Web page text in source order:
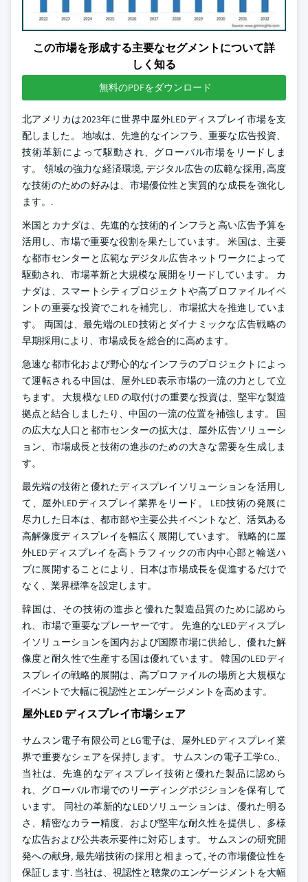
この市場を形成する主要なセグメントについて詳
しく知る
無料のPDFをダウンロード
北アメリカは2023年に世界中屋外LEDディスプレイ市場を支
配しました。 地域は、先進的なインフラ、重要な広告投資、
技術革新によって駆動され、グローバル市場をリードしま
す。 領域の強力な経済環境, デジタル広告の広範な採用, 高度
な技術のための好みは、市場優位性と実質的な成長を強化し
ます。.
米国とカナダは、先進的な技術的インフラと高い広告予算を
活用し、市場で重要な役割を果たしています。 米国は、主要
な都市センターと広範なデジタル広告ネットワークによって
駆動され、市場革新と大規模な展開をリードしています。 カ
ナダは、スマートシティプロジェクトや高プロファイルイベ
ントの重要な投資でこれを補完し、市場拡大を推進していま
す。 両国は、最先端のLED技術とダイナミックな広告戦略の
早期採用により、市場成長を総合的に高めます。
急速な都市化および野心的なインフラのプロジェクトによっ
て運転される中国は、屋外LED表示市場の一流の力として立
ちます。 大規模な LED の取付けの重要な投資は、堅牢な製造
拠点と結合しましたり、中国の一流の位置を補強します。 国
の広大な人口と都市センターの拡大は、屋外広告ソリューシ
ョン、市場成長と技術の進歩のための大きな需要を生成しま
す。
最先端の技術と優れたディスプレイソリューションを活用し
て、屋外LEDディスプレイ業界をリード。 LED技術の発展に
尽力した日本は、都市部や主要公共イベントなど、活気ある
高解像度ディスプレイを幅広く展開しています。 戦略的に屋
外LEDディスプレイを高トラフィックの市内中心部と輸送ハ
ブに展開することにより、日本は市場成長を促進するだけで
なく、業界標準を設定します。
韓国は、その技術の進歩と優れた製造品質のために認めら
れ、市場で重要なプレーヤーです。 先進的なLEDディスプレ
イソリューションを国内および国際市場に供給し、優れた解
像度と耐久性で生産する国は優れています。 韓国のLEDディ
スプレイの戦略的展開は、高プロファイルの場所と大規模な
イベントで大幅に視認性とエンゲージメントを高めます。
屋外LED ディスプレイ市場シェア
サムスン電子有限公司とLG電子は、屋外LEDディスプレイ業
界で重要なシェアを保持します。 サムスンの電子工学Co.、
当社は、先進的なディスプレイ技術と優れた製品に認めら
れ、グローバル市場でのリーディングポジションを保有して
います。 同社の革新的なLEDソリューションは、優れた明る
さ、精密なカラー精度、および堅牢な耐久性を提供し、多様
な広告および公共表示要件に対応します。 サムスンの研究開
発への献身, 最先端技術の採用と相まって, その市場優位性を
保証します. 当社は、視認性と聴衆のエンゲージメントを大幅